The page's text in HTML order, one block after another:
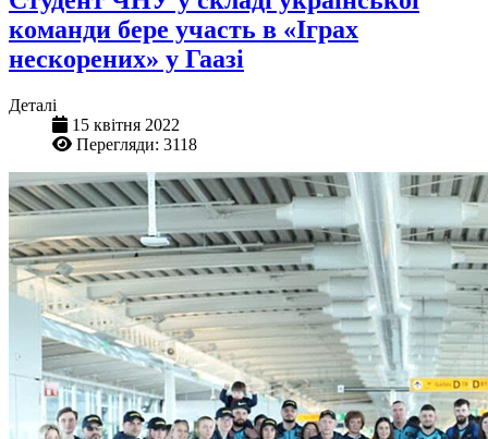
команди бере участь в «Іграх
нескорених» у Гаазі
Деталі
15 квітня 2022
Перегляди: 3118